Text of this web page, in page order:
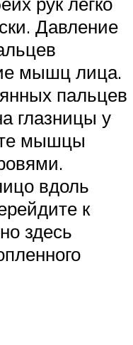
Давление
мышц лица.
пальцев
глазницы у
мышцы
вдоль
к
здесь